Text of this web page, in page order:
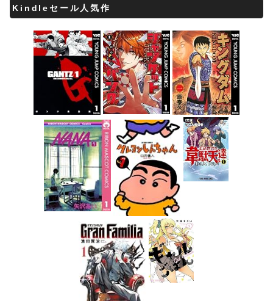
Kindleセール人気作